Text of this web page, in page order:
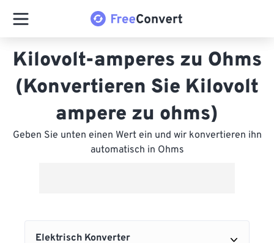
Kilovolt-amperes zu Ohms
(Konvertieren Sie Kilovolt
ampere zu ohms)
Geben Sie unten einen Wert ein und wir konvertieren ihn
automatisch in Ohms